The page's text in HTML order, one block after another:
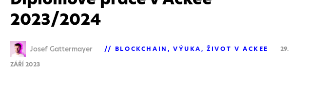
2023/2024
Josef Gattermayer BLOCKCHAIN VÝUKA ŽIVOT V ACKEE
29.
ZÁŘÍ 2023